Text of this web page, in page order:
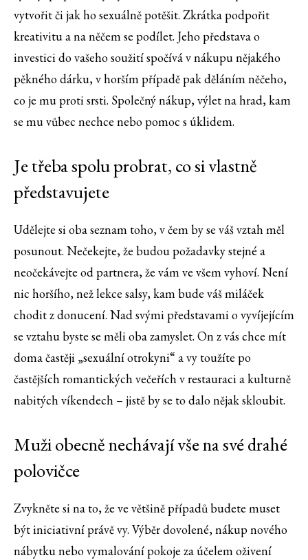
vytvořit či jak ho sexuálně potěšit. Zkrátka podpořit
kreativitu a na něčem se podílet. Jeho představa o
investici do vašeho soužití spočívá v nákupu nějakého
pěkného dárku, v horším případě pak děláním něčeho,
co je mu proti srsti. Společný nákup, výlet na hrad, kam
se mu vůbec nechce nebo pomoc s úklidem.
Je třeba spolu probrat, co si vlastně
představujete
Udělejte si oba seznam toho, v čem by se váš vztah měl
posunout. Nečekejte, že budou požadavky stejné a
neočekávejte od partnera, že vám ve všem vyhoví. Není
nic horšího, než lekce salsy, kam bude váš miláček
chodit z donucení. Nad svými představami o vyvíjejícím
se vztahu byste se měli oba zamyslet. On z vás chce mít
doma častěji „sexuální otrokyni“ a vy toužíte po
častějších romantických večeřích v restauraci a kulturně
nabitých víkendech – jistě by se to dalo nějak skloubit.
Muži obecně nechávají vše na své drahé
polovičce
Zvykněte si na to, že ve většině případů budete muset
být iniciativní právě vy. Výběr dovolené, nákup nového
nábytku nebo vymalování pokoje za účelem oživení